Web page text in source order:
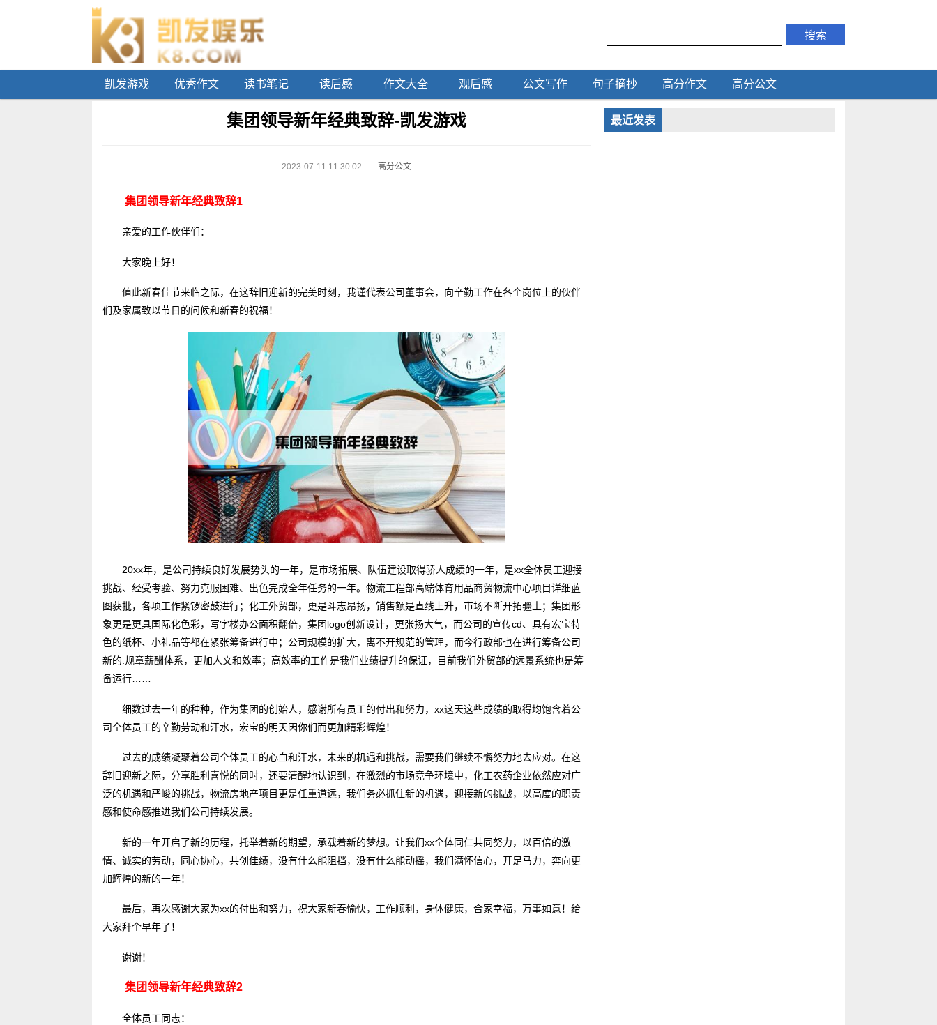
凯发游戏 优秀作文 读书笔记 读后感 作文大全 观后感 公文写作 句子摘抄 高分作文 高分公文
集团领导新年经典致辞-凯发游戏
2023-07-11 11:30:02 高分公文
集团领导新年经典致辞1
亲爱的工作伙伴们：
大家晚上好！
值此新春佳节来临之际，在这辞旧迎新的完美时刻，我谨代表公司董事会，向辛勤工作在各个岗位上的伙伴
们及家属致以节日的问候和新春的祝福！
20xx年，是公司持续良好发展势头的一年，是市场拓展、队伍建设取得骄人成绩的一年，是xx全体员工迎接
挑战、经受考验、努力克服困难、出色完成全年任务的一年。物流工程部高端体育用品商贸物流中心项目详细蓝
图获批，各项工作紧锣密鼓进行；化工外贸部，更是斗志昂扬，销售额是直线上升，市场不断开拓疆土；集团形
象更是更具国际化色彩，写字楼办公面积翻倍，集团logo创新设计，更张扬大气，而公司的宣传cd、具有宏宝特
色的纸杯、小礼品等都在紧张筹备进行中；公司规模的扩大，离不开规范的管理，而今行政部也在进行筹备公司
新的.规章薪酬体系，更加人文和效率；高效率的工作是我们业绩提升的保证，目前我们外贸部的远景系统也是筹
备运行……
细数过去一年的种种，作为集团的创始人，感谢所有员工的付出和努力，xx这天这些成绩的取得均饱含着公
司全体员工的辛勤劳动和汗水，宏宝的明天因你们而更加精彩辉煌！
过去的成绩凝聚着公司全体员工的心血和汗水，未来的机遇和挑战，需要我们继续不懈努力地去应对。在这
辞旧迎新之际，分享胜利喜悦的同时，还要清醒地认识到，在激烈的市场竞争环境中，化工农药企业依然应对广
泛的机遇和严峻的挑战，物流房地产项目更是任重道远，我们务必抓住新的机遇，迎接新的挑战，以高度的职责
感和使命感推进我们公司持续发展。
新的一年开启了新的历程，托举着新的期望，承载着新的梦想。让我们xx全体同仁共同努力，以百倍的激
情、诚实的劳动，同心协心，共创佳绩，没有什么能阻挡，没有什么能动摇，我们满怀信心，开足马力，奔向更
加辉煌的新的一年！
最后，再次感谢大家为xx的付出和努力，祝大家新春愉快，工作顺利，身体健康，合家幸福，万事如意！给
大家拜个早年了！
谢谢！
集团领导新年经典致辞2
全体员工同志：
最近发表